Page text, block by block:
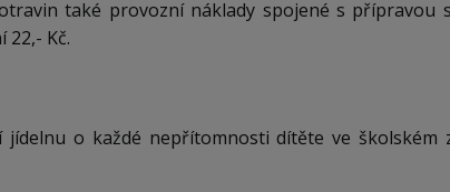
také provozní náklady spojené s přípravou
Kč.
o každé nepřítomnosti dítěte ve